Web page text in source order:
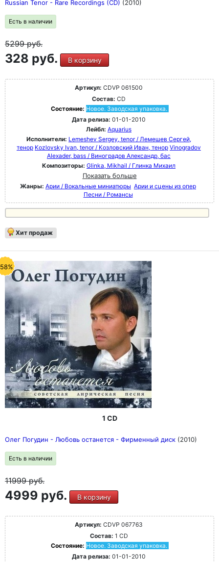
Russian Tenor - Rare Recordings (CD) (2010)
Есть в наличии
5299руб.
328 руб. В корзину
Артикул: CDVP 061500
Состав: CD
Состояние: Новое. Заводская упаковка.
Дата релиза: 01-01-2010
Лейбл: Aquarius
Исполнители: Lemeshev Sergey, tenor / Лемешев Сергей,
тенор Kozlovsky Ivan, tenor / Козловский Иван, тенор Vinogradov
Alexader, bass / Виноградов Александр, бас
Композиторы: Glinka, Mikhail / Глинка Михаил
Показать больше
Жанры: Арии / Вокальные миниатюры Арии и сцены из опер
Песни / Романсы
Хит продаж
1 CD
Олег Погудин - Любовь останется - Фирменный диск (2010)
Есть в наличии
11999руб.
4999 руб. В корзину
Артикул: CDVP 067763
Состав: 1 CD
Состояние: Новое. Заводская упаковка.
Дата релиза: 01-01-2010